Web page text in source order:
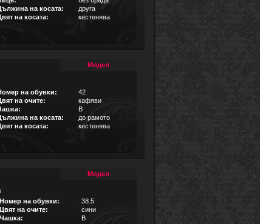
на косата:
друга
на косата: кестенява
Модел
на обувки:
42
на очите:
кафяви
B
на косата:
до рамото
на косата: кестенява
Модел
Номер на обувки:
38.5
Цвят на очите:
сини
Чашка:
B